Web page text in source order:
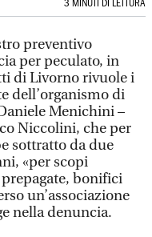
3 MINUTI DI LETTURA
preventivo
per peculato, in
di Livorno rivuole i
dell’organismo di
Menichini –
Niccolini, che per
sottratto da due
«per scopi
bonifici
un’associazione
nella denuncia.